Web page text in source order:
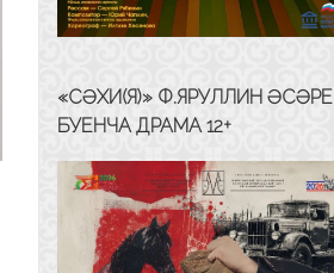
«СӘХИ(Я)» Ф.ЯРУЛЛИН ӘСӘРЕ
БУЕНЧА ДРАМА 12+